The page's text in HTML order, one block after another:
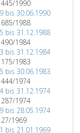
1990
bis 30.06.1990
1988
bis 31.12.1988
1984
bis 31.12.1984
1983
bis 30.06.1983
1974
bis 31.12.1974
1974
bis 28.05.1974
1969
bis 21.01.1969